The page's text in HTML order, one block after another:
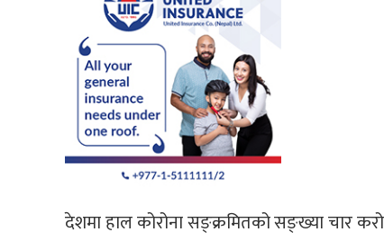
देशमा हाल कोरोना सङ्क्रमितको सङ्ख्या चार